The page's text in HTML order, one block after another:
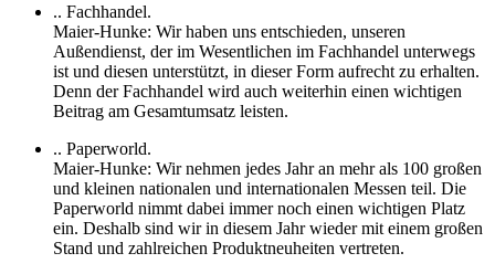
.. Fachhandel.
Maier-Hunke: Wir haben uns entschieden, unseren
Außendienst, der im Wesentlichen im Fachhandel unterwegs
ist und diesen unterstützt, in dieser Form aufrecht zu erhalten.
Denn der Fachhandel wird auch weiterhin einen wichtigen
Beitrag am Gesamtumsatz leisten.
.. Paperworld.
Maier-Hunke: Wir nehmen jedes Jahr an mehr als 100 großen
und kleinen nationalen und internationalen Messen teil. Die
Paperworld nimmt dabei immer noch einen wichtigen Platz
ein. Deshalb sind wir in diesem Jahr wieder mit einem großen
Stand und zahlreichen Produktneuheiten vertreten.